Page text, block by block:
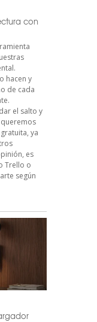
con
hacen y
de cada
el salto y
ya
es
Trello o
según